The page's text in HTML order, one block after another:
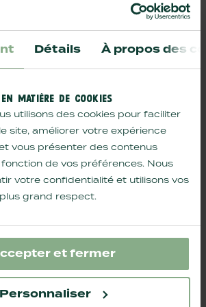
Détails À propos des
MATIÈRE DE COOKIES
utilisons des cookies pour faciliter
site, améliorer votre expérience
vous présenter des contenus
de vos préférences. Nous
votre confidentialité et utilisons vos
grand respect.
et fermer
Personnaliser
chien
AU PANIER
17,90€
DE L’AÏNOU